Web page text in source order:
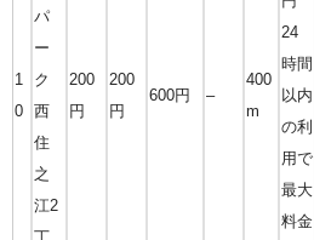
1
0
パ
ー
ク
西
住
之
江2
200
円
200
円
600円 –
400
m
24
時間
以内
の利
用で
最大
料金